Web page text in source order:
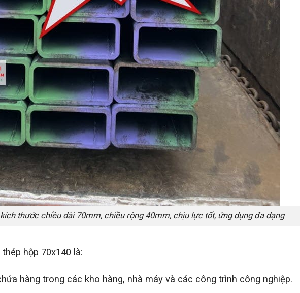
thước chiều dài 70mm, chiều rộng 40mm, chịu lực tốt, ứng dụng đa dạng
hộp 70x140 là:
hàng trong các kho hàng, nhà máy và các công trình công nghiệp.